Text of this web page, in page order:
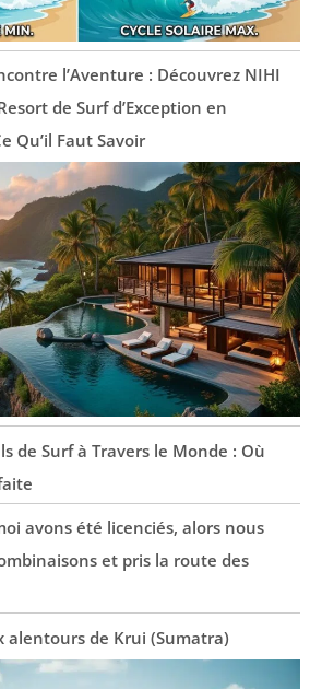
l’Aventure : Découvrez NIHI
de Surf d’Exception en
Qu’il Faut Savoir
de Surf à Travers le Monde : Où
avons été licenciés, alors nous
et pris la route des
alentours de Krui (Sumatra)